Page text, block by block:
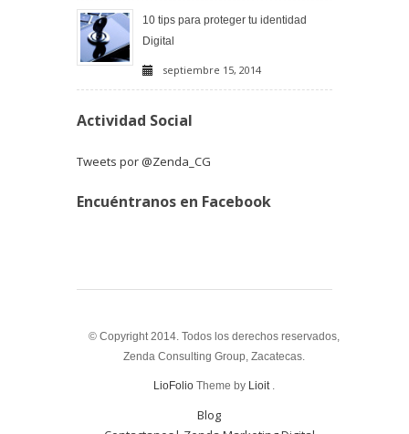
10 tips para proteger tu identidad
Digital
septiembre 15, 2014
Actividad Social
Tweets por @Zenda_CG
Encuéntranos en Facebook
© Copyright 2014. Todos los derechos reservados,
Zenda Consulting Group, Zacatecas.
LioFolioTheme by Lioit.
Blog